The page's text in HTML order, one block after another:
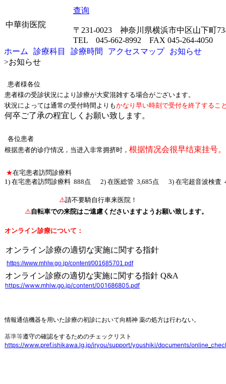
中華街医院
查询
〒231-0023 神奈川県横浜市中区山下町
TEL 045-662-8992 FAX 045-264-4050
ホーム
診療科目 診療時間 アクセスマップ
お知らせ
>お知らせ
患者様各位
患者様の受診状況により診療が大変混雑する場合がございます。
状況によっては通常の受付時間よりもかなり早い時刻で受付を終了するこ
何卒ご了承の程宜しくお願い致します。
各位患者
根据患者的诊疗情况，当进入非常拥挤时 ， 根据情况会很早结束挂号。
★在宅患者訪問診療料
1) 在宅患者訪問診療料 888点 2) 在医総管 3,685点 3) 在宅超音波検査
⚠️請不要騎自行車来医院！
⚠️自転車での来院はご遠慮くださいますようお願い致します。
オンライン診療について：
オンライン診療の適切な実施に関する指針
https://www.mhlw.go.jp/content/001685701.pdf
オンライン診療の適切な実施に関する指針 Q&A
https://www.mhlw.go.jp/content/001686805.pdf
情報通信機器を用いた診療の初診において向精神 薬の処方は行わない。
基準等遵守の確認をするためのチェックリスト
https://www.pref.ishikawa.lg.jp/iryou/support/youshiki/documents/